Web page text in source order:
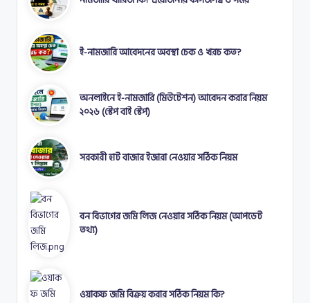
ই-নামজারি আবেদনের অবস্থা চেক ও খরচ কত?
অনলাইনে ই-নামজারি (মিউটেশন) আবেদন করার নিয়ম
২০২৬ (স্টেপ বাই স্টেপ)
সরকারী হাট বাজার ইজারা নেওয়ার সঠিক নিয়ম
বন বিভাগের জমি লিজ নেওয়ার সঠিক নিয়ম (আপডেট
তথ্য)
ওয়াকফ জমি বিক্রয় করার সঠিক নিয়ম কি?